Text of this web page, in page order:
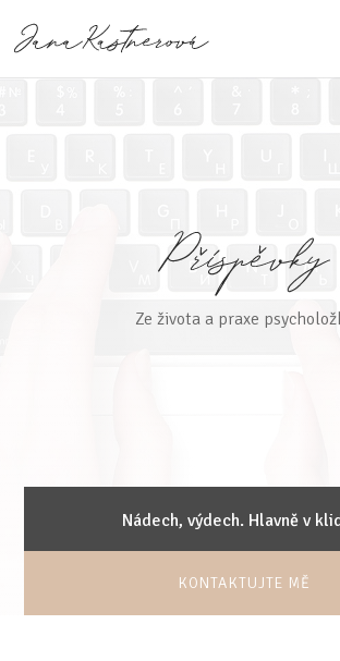
Ze života a praxe
Nádech, výdech. Hlavně v
KONTAKTUJTE MĚ